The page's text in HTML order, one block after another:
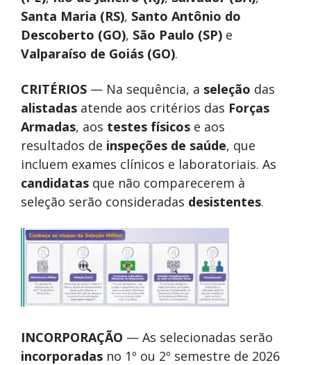
Santa Maria (RS), Santo Antônio do
Descoberto (GO), São Paulo (SP) e
Valparaíso de Goiás (GO).
CRITÉRIOS — Na sequência, a seleção das
alistadas atende aos critérios das Forças
Armadas, aos testes físicos e aos
resultados de inspeções de saúde, que
incluem exames clínicos e laboratoriais. As
candidatas que não comparecerem à
seleção serão consideradas desistentes.
INCORPORAÇÃO — As selecionadas serão
incorporadas no 1º ou 2º semestre de 2026